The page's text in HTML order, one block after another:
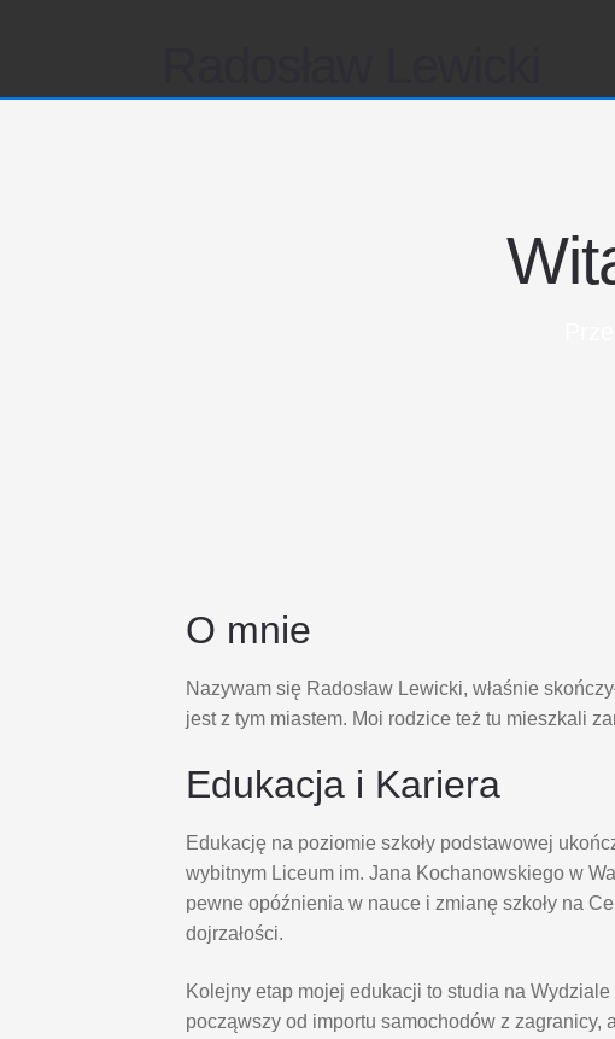
O mnie
Nazywam się Radosław Lewicki, właśnie
jest z tym miastem. Moi rodzice też tu mieszkali
Edukacja i Kariera
Edukację na poziomie szkoły podstawowej
wybitnym Liceum im. Jana Kochanowskiego w
pewne opóźnienia w nauce i zmianę szkoły na
dojrzałości.
Kolejny etap mojej edukacji to studia na
począwszy od importu samochodów z